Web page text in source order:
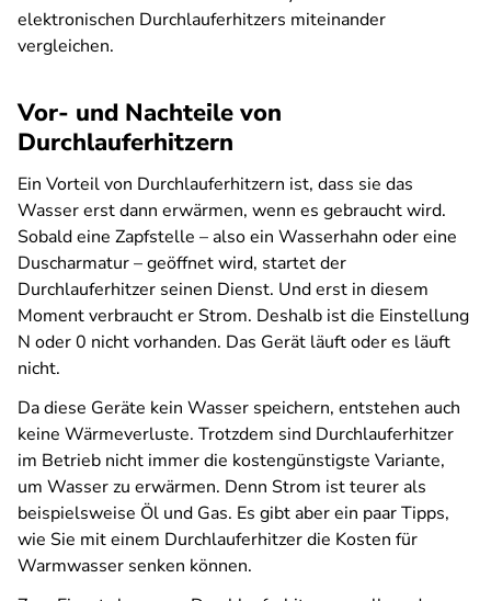
elektronischen Durchlauferhitzers miteinander
vergleichen.
Vor- und Nachteile von
Durchlauferhitzern
Ein Vorteil von Durchlauferhitzern ist, dass sie das
Wasser erst dann erwärmen, wenn es gebraucht wird.
Sobald eine Zapfstelle – also ein Wasserhahn oder eine
Duscharmatur – geöffnet wird, startet der
Durchlauferhitzer seinen Dienst. Und erst in diesem
Moment verbraucht er Strom. Deshalb ist die Einstellung
N oder 0 nicht vorhanden. Das Gerät läuft oder es läuft
nicht.
Da diese Geräte kein Wasser speichern, entstehen auch
keine Wärmeverluste. Trotzdem sind Durchlauferhitzer
im Betrieb nicht immer die kostengünstigste Variante,
um Wasser zu erwärmen. Denn Strom ist teurer als
beispielsweise Öl und Gas. Es gibt aber ein paar Tipps,
wie Sie mit einem Durchlauferhitzer die Kosten für
Warmwasser senken können.